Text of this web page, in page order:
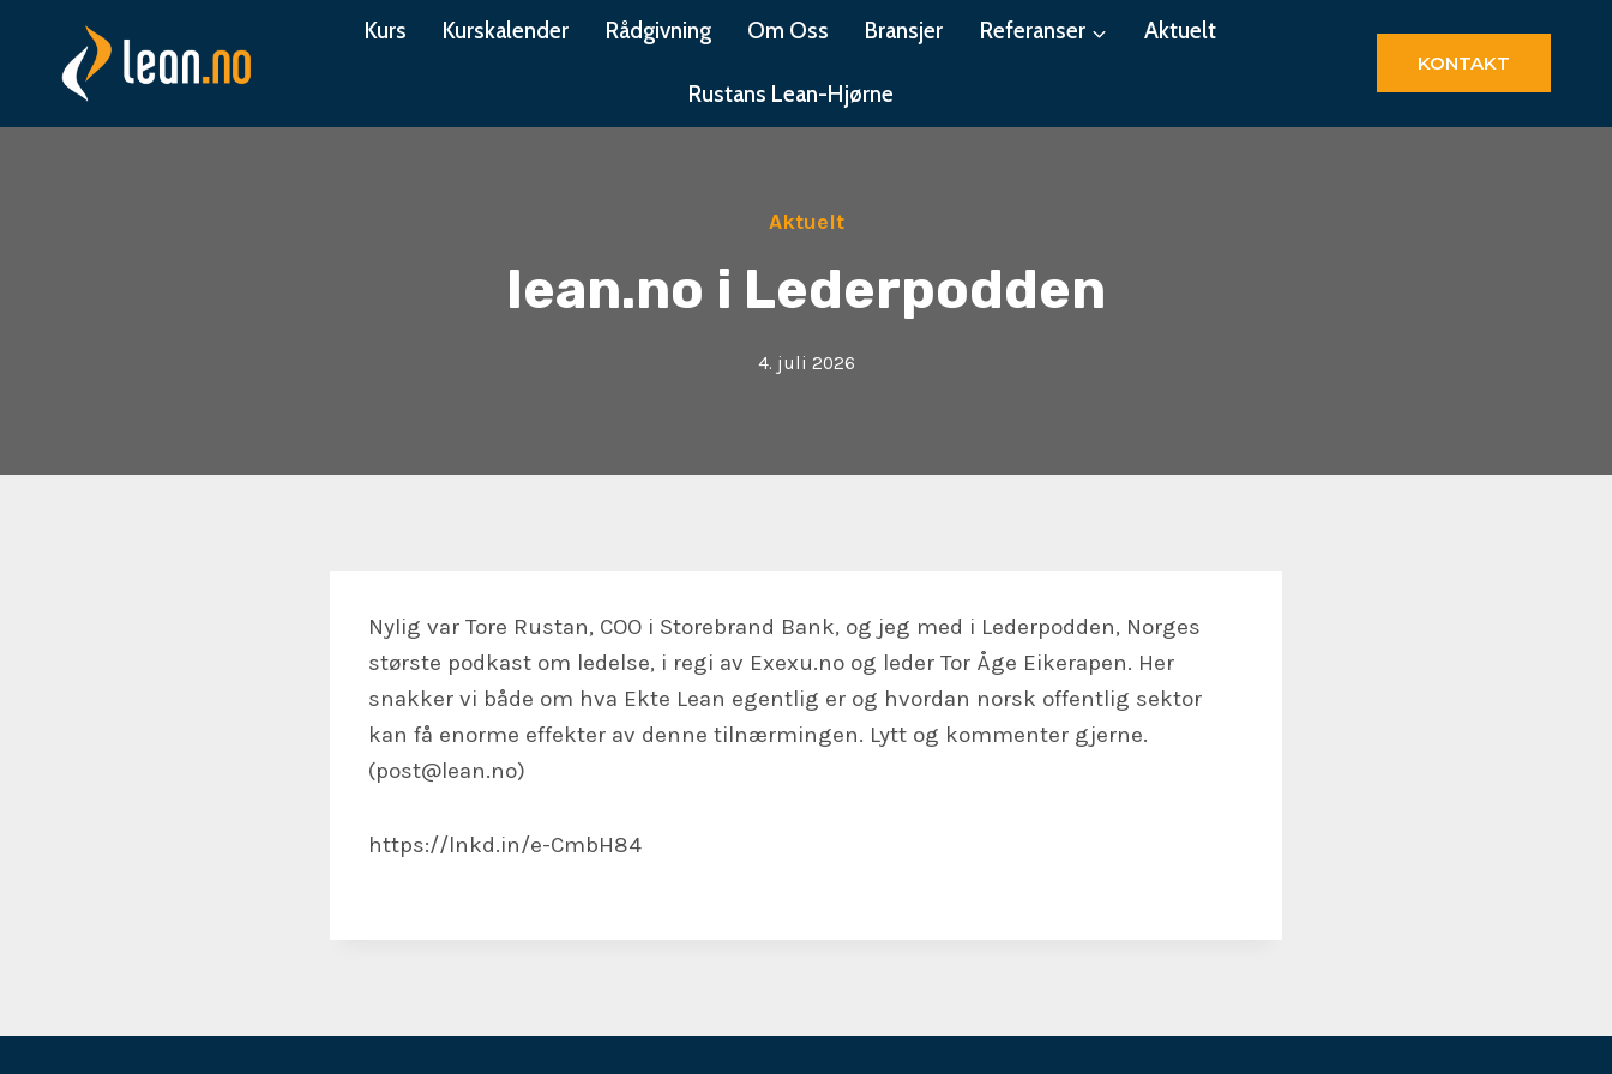
content
Kurs Kurskalender Rådgivning Om Oss Bransjer Referanser Aktuelt
Rustans Lean-Hjørne
KONTAKT
Aktuelt
lean.no i Lederpodden
4. juli 2026
Nylig var Tore Rustan, COO i Storebrand Bank, og jeg med i Lederpodden, Norges
største podkast om ledelse, i regi av Exexu.no og leder Tor Åge Eikerapen. Her
snakker vi både om hva Ekte Lean egentlig er og hvordan norsk offentlig sektor
kan få enorme effekter av denne tilnærmingen. Lytt og kommenter gjerne.
(post@lean.no)
https://lnkd.in/e-CmbH84